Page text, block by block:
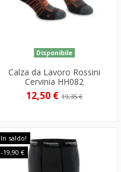
Disponibile
Calza da Lavoro Rossini
Cervinia HH082
12,50 €19,35 €
In saldo!
-19,90 €